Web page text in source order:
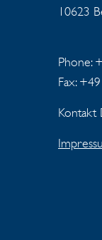
10623
Phone:
Fax:
Kontakt